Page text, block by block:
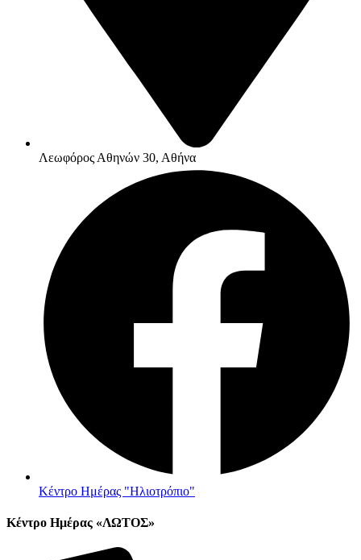
Λεωφόρος Αθηνών 30, Αθήνα
Κέντρο Ημέρας "Ηλιοτρόπιο"
Κέντρο Ημέρας «ΛΩΤΟΣ»